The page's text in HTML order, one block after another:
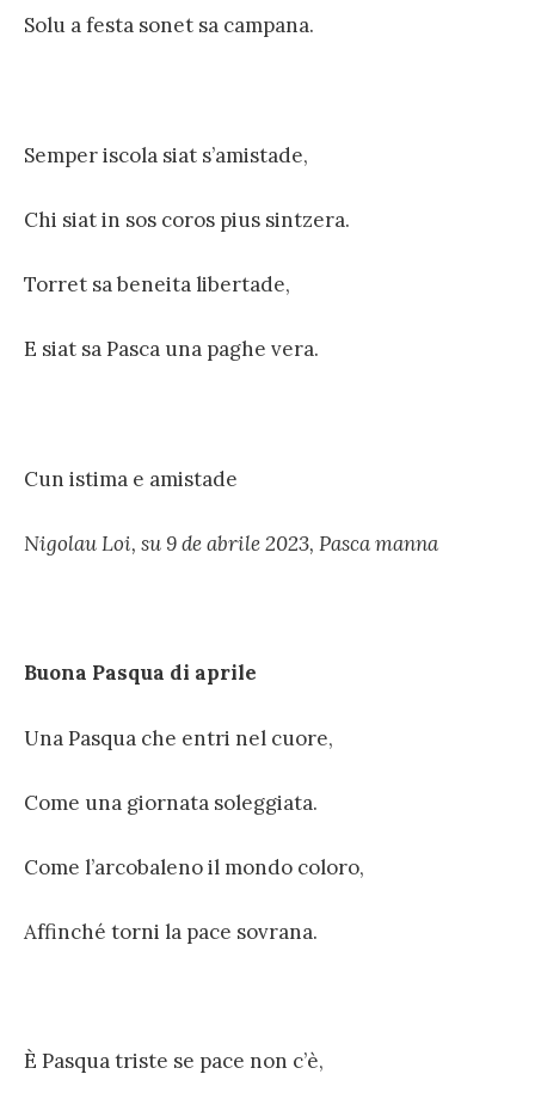
Solu a festa sonet sa campana.
Semper iscola siat s’amistade,
Chi siat in sos coros pius sintzera.
Torret sa beneita libertade,
E siat sa Pasca una paghe vera.
Cun istima e amistade
Nigolau Loi, su 9 de abrile 2023, Pasca manna
Buona Pasqua di aprile
Una Pasqua che entri nel cuore,
Come una giornata soleggiata.
Come l’arcobaleno il mondo coloro,
Affinché torni la pace sovrana.
È Pasqua triste se pace non c’è,